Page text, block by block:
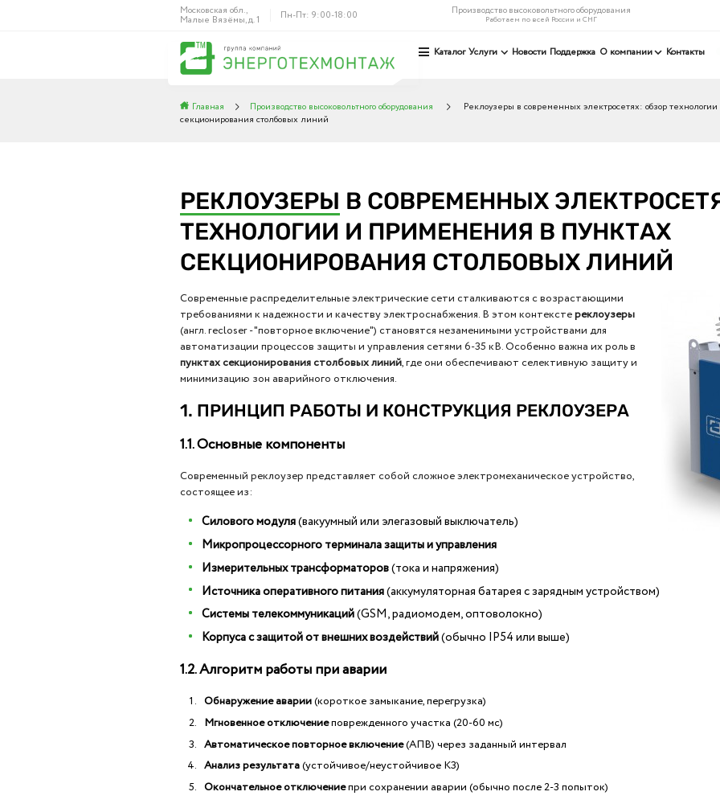
Московская обл.,
Малые Вязёмы, д. 1 Пн-Пт: 9:00-18:00 Производство высоковольтного оборудования
Работаем по всей России и СНГ
Каталог Услуги Новости Поддержка О компании Контакты
Главная Производство высоковольтного оборудования
Реклоузеры в современных электросетях: обзор
секционирования столбовых линий
РЕКЛОУЗЕРЫ В СОВРЕМЕННЫХ
ТЕХНОЛОГИИ И ПРИМЕНЕНИЯ В ПУНКТАХ
СЕКЦИОНИРОВАНИЯ СТОЛБОВЫХ ЛИНИЙ
Современные распределительные электрические сети сталкиваются с возрастающими
требованиями к надежности и качеству электроснабжения. В этом контекстереклоузеры
(англ. recloser - "повторное включение") становятся незаменимыми устройствами для
автоматизации процессов защиты и управления сетями 6-35 кВ. Особенно важна их роль в
пунктах секционирования столбовых линий, где они обеспечивают селективную защиту и
минимизацию зон аварийного отключения.
1. ПРИНЦИП РАБОТЫ И КОНСТРУКЦИЯ РЕКЛОУЗЕРА
1.1. Основные компоненты
Современный реклоузер представляет собой сложное электромеханическое устройство,
состоящее из:
Силового модуля(вакуумный или элегазовый выключатель)
Микропроцессорного терминала защиты и управления
Измерительных трансформаторов(тока и напряжения)
Источника оперативного питания(аккумуляторная батарея с зарядным устройством)
Системы телекоммуникаций(GSM, радиомодем, оптоволокно)
Корпуса с защитой от внешних воздействий(обычно IP54 или выше)
1.2. Алгоритм работы при аварии
Обнаружение аварии(короткое замыкание, перегрузка)
Мгновенное отключениеповрежденного участка (20-60 мс)
Автоматическое повторное включение(АПВ) через заданный интервал
Анализ результата(устойчивое/неустойчивое КЗ)
Окончательное отключениепри сохранении аварии (обычно после 2-3 попыток)